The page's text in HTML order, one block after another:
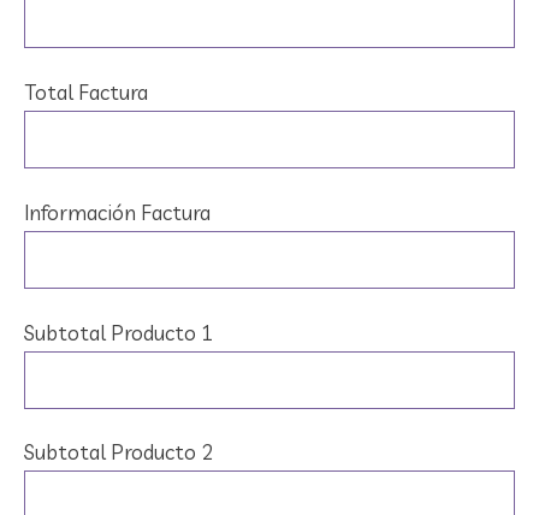
Total Factura
Información Factura
Subtotal Producto 1
Subtotal Producto 2